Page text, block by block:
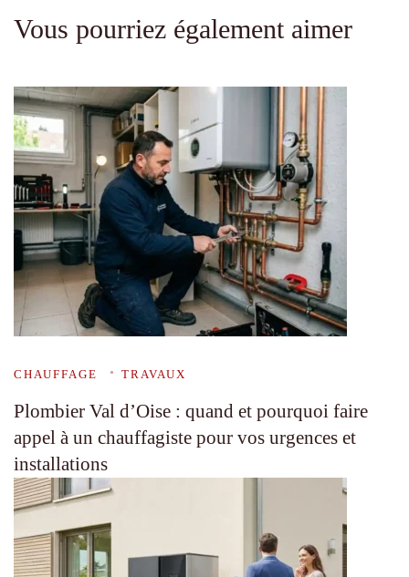
Vous pourriez également aimer
CHAUFFAGE TRAVAUX
Plombier Val d’Oise : quand et pourquoi faire
appel à un chauffagiste pour vos urgences et
installations